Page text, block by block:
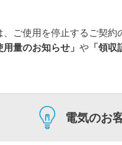
、ご使用を停止するご契約
用量のお知らせ」 や 「領収
電気のお